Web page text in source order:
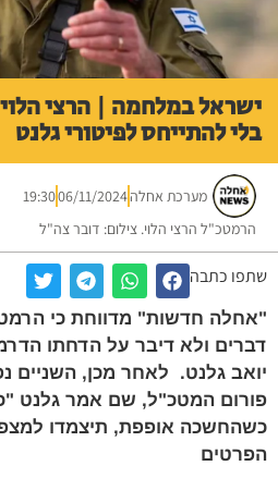
במלחמה | הרצי הלוי
להתייחס לפיטורי גלנט
מערכת אחלה 06/11/2024
19:30
הרצי הלוי. צילום: דובר צה"ל
כתבה
חדשות" מדווחת כי הרמטכ"ל
ולא דיבר על הדחתו
גלנט. לאחר מכן, השניים
המטכ"ל, שם אמר גלנט
אופפת, תיצמדו למצפן